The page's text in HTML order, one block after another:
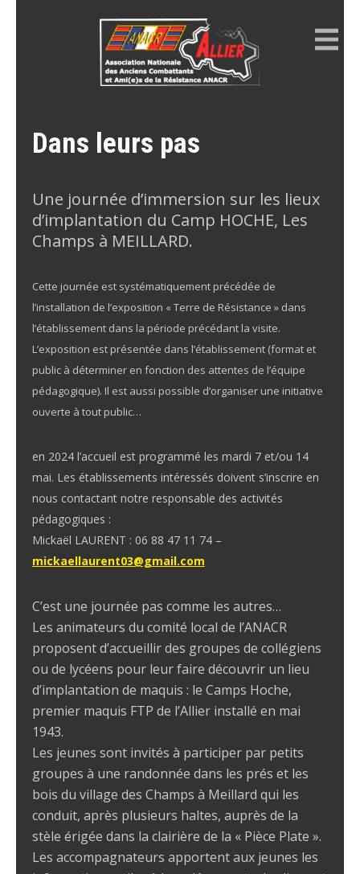
Dans leurs pas
Une journée d’immersion sur les lieux
d’implantation du Camp HOCHE, Les
Champs à MEILLARD.
Cette journée est systématiquement précédée de
l’installation de l’exposition « Terre de Résistance » dans
l’établissement dans la période précédant la visite.
L’exposition est présentée dans l’établissement (format et
public à déterminer en fonction des attentes de l’équipe
pédagogique). Il est aussi possible d’organiser une initiative
ouverte à tout public…
en 2024 l’accueil est programmé les mardi 7 et/ou 14
mai. Les établissements intéressés doivent s’inscrire en
nous contactant notre responsable des activités
pédagogiques :
Mickaël LAURENT : 06 88 47 11 74 –
mickaellaurent03@gmail.com
C’est une journée pas comme les autres…
Les animateurs du comité local de l’ANACR
proposent d’accueillir des groupes de collégiens
ou de lycéens pour leur faire découvrir un lieu
d’implantation de maquis : le Camps Hoche,
premier maquis FTP de l’Allier installé en mai
1943.
Les jeunes sont invités à participer par petits
groupes à une randonnée dans les prés et les
bois du village des Champs à Meillard qui les
conduit, après plusieurs haltes, auprès de la
stèle érigée dans la clairière de la « Pièce Plate ».
Les accompagnateurs apportent aux jeunes les